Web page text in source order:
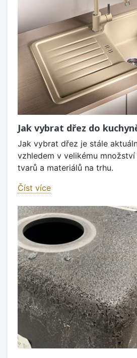
Jak vybrat dřez do
Jak vybrat dřez je stále
vzhledem v velikému
tvarů a materiálů na trhu.
Číst více